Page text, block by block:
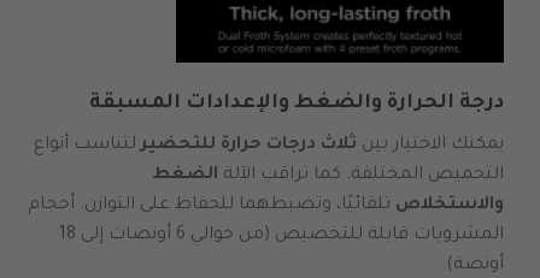
درجة الحرارة والضغط والإعدادات المسبقة
يمكنك الاختيار بين ثلاث درجات حرارة للتحضيرلتناسب أنواع
التحميص المختلفة. كما تراقب الآلة الضغط
والاستخلاص تلقائيًا، وتضبطهما للحفاظ على التوازن. أحجام
المشروبات قابلة للتخصيص (من حوالي 6 أونصات إلى 18
أونصة).